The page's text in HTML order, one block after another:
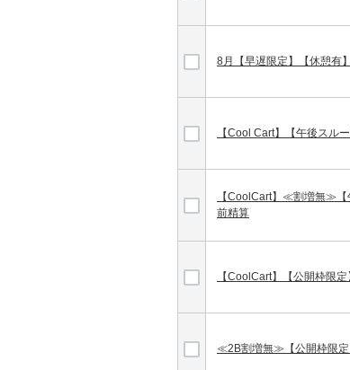
8月【早遅限定】【休憩有
【Cool Cart】【午後スル
【CoolCart】≪割増無≫【
前精算
【CoolCart】【公開枠限
≪2B割増無≫【公開枠限定